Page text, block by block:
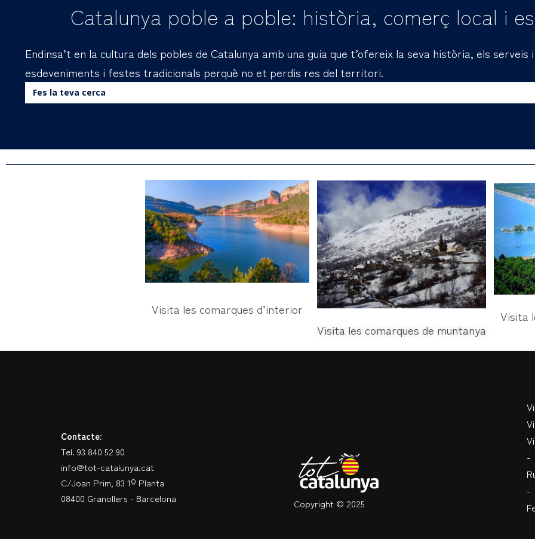
Catalunya poble a poble: història, comerç local i
Endinsa’t en la cultura dels pobles de Catalunya amb una guia que t’ofereix la seva història, els
esdeveniments i festes tradicionals perquè no et perdis res del territori.
Visita les comarques d’interior
Visita les comarques de muntanya
Visita
Contacte:
Tel. 93 840 52 90
info@tot-catalunya.cat
C/Joan Prim, 83 1º Planta
08400 Granollers - Barcelona
Copyright © 2025
-
-